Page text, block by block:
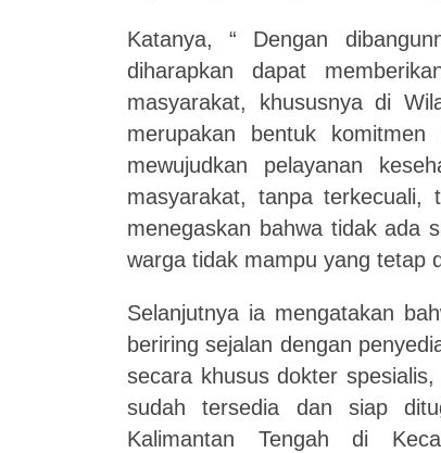
Katanya, “ Dengan
diharapkan dapat
masyarakat, khususnya di
merupakan bentuk
mewujudkan pelayanan
masyarakat, tanpa
menegaskan bahwa tidak ada
warga tidak mampu yang tetap
Selanjutnya ia mengatakan
beriring sejalan dengan
secara khusus dokter
sudah tersedia dan siap
Kalimantan Tengah di